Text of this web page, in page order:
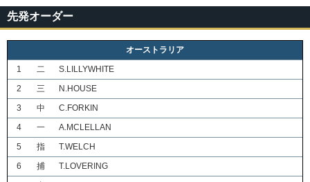
先発オーダー
オーストラリア
1
二
S.LILLYWHITE
2
三
N.HOUSE
3
中
C.FORKIN
4
一
A.MCLELLAN
5
指
T.WELCH
6
捕
T.LOVERING